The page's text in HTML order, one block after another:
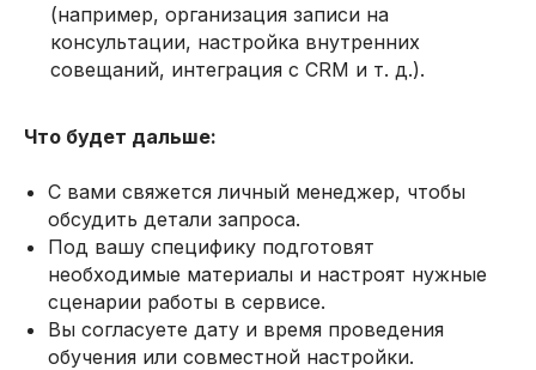
(например, организация записи на
консультации, настройка внутренних
совещаний, интеграция с CRM и т. д.).
Что будет дальше:
С вами свяжется личный менеджер, чтобы
обсудить детали запроса.
Под вашу специфику подготовят
необходимые материалы и настроят нужные
сценарии работы в сервисе.
Вы согласуете дату и время проведения
обучения или совместной настройки.